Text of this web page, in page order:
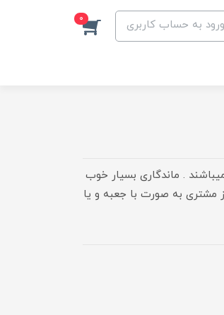
ورود به حساب کاربری 0
. ماندگاری بسیار خوب
نیاز مشتری به صورت با جعبه و یا